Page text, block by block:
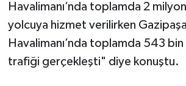
Havalimanı’nda toplamda 2
yolcuya hizmet verilirken
Havalimanı’nda toplamda 543
trafiği gerçekleşti" diye konuştu.